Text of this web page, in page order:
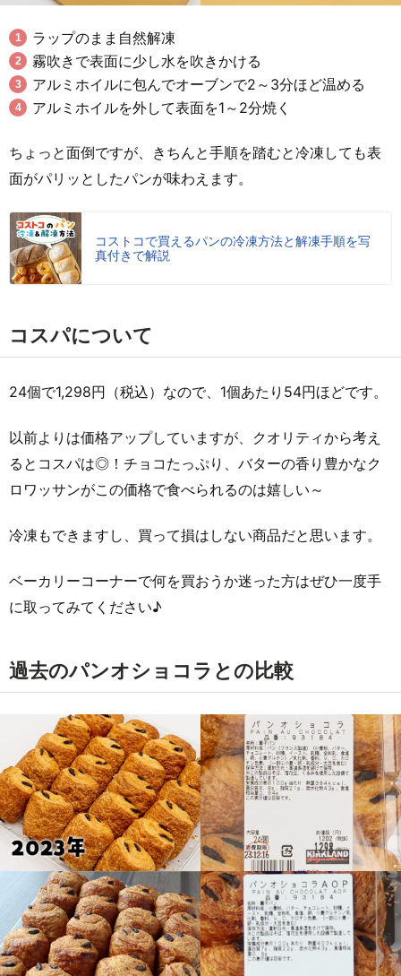
ラップのまま自然解凍
霧吹きで表面に少し水を吹きかける
アルミホイルに包んでオーブンで2～3分ほど温める
アルミホイルを外して表面を1～2分焼く
ちょっと面倒ですが、きちんと手順を踏むと冷凍しても表
面がパリッとしたパンが味わえます。
コストコで買えるパンの冷凍方法と解凍手順を写
真付きで解説
コスパについて
24個で1,298円（税込）なので、1個あたり54円ほどです。
以前よりは価格アップしていますが、クオリティから考え
るとコスパは◎！チョコたっぷり、バターの香り豊かなク
ロワッサンがこの価格で食べられるのは嬉しい～
冷凍もできますし、買って損はしない商品だと思います。
ベーカリーコーナーで何を買おうか迷った方はぜひ一度手
に取ってみてください♪
過去のパンオショコラとの比較